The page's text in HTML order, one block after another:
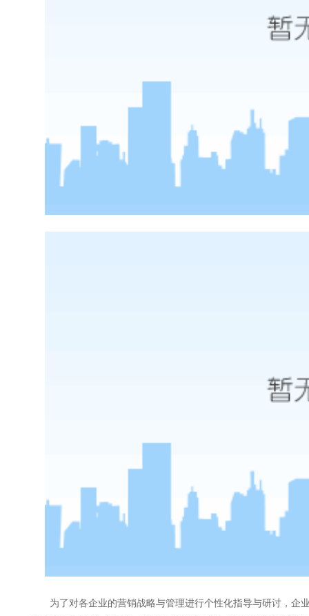
为了对各企业的营销战略与管理进行个性化指导与研讨，企